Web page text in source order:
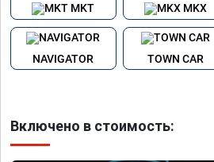
MKT MKX
NAVIGATOR TOWN CAR
Включено в стоимость: